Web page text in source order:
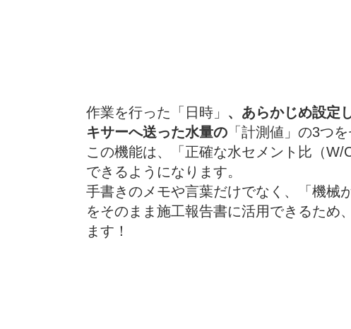
作業を行った「日時」 、あらかじめ設定
キサーへ送った水量の 「計測値」の3つ
この機能は、「正確な水セメント比（
できるようになります。
手書きのメモや言葉だけでなく、「機械
をそのまま施工報告書に活用できるため
ます！